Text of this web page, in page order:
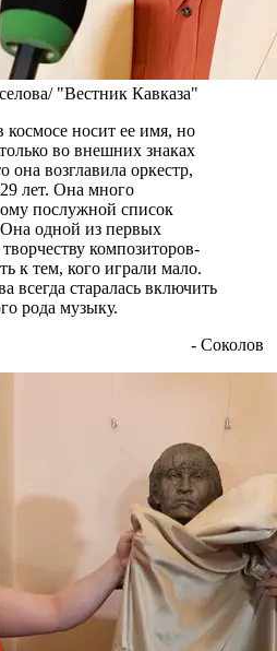
"Вестник Кавказа"
космосе носит ее имя, но
во внешних знаках
она возглавила оркестр,
лет. Она много
послужной список
одной из первых
композиторов-
к тем, кого играли мало.
всегда старалась включить
рода музыку.
- Соколов